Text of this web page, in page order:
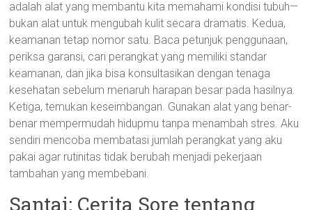
adalah alat yang membantu kita memahami kondisi tubuh—
bukan alat untuk mengubah kulit secara dramatis. Kedua,
keamanan tetap nomor satu. Baca petunjuk penggunaan,
periksa garansi, cari perangkat yang memiliki standar
keamanan, dan jika bisa konsultasikan dengan tenaga
kesehatan sebelum menaruh harapan besar pada hasilnya.
Ketiga, temukan keseimbangan. Gunakan alat yang benar-
benar mempermudah hidupmu tanpa menambah stres. Aku
sendiri mencoba membatasi jumlah perangkat yang aku
pakai agar rutinitas tidak berubah menjadi pekerjaan
tambahan yang membebani.
Santai: Cerita Sore tentang